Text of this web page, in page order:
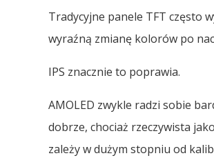
Tradycyjne panele TFT często
wyraźną zmianę kolorów po
IPS znacznie to poprawia.
AMOLED zwykle radzi sobie
dobrze, chociaż rzeczywista
zależy w dużym stopniu od